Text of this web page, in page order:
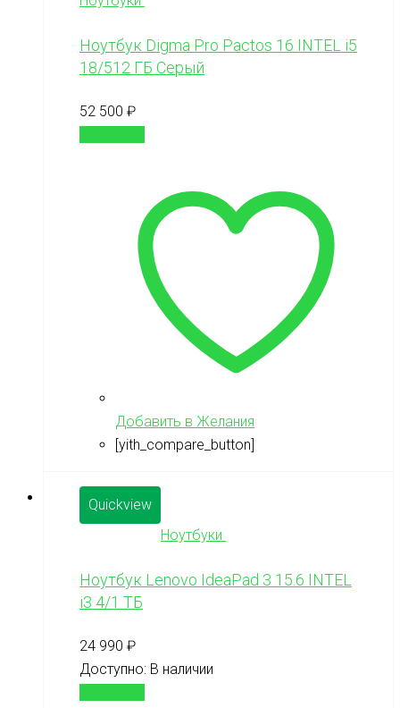
Ноутбук Digma Pro Pactos 16 INTEL i5
18/512 ГБ Серый
52 500 ₽
Добавить в Желания
[yith_compare_button]
Quickview
Ноутбуки
Ноутбук Lenovo IdeaPad 3 15.6 INTEL
i3 4/1 ТБ
24 990 ₽
Доступно: В наличии